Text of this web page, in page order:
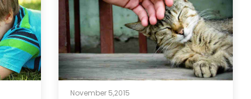
November 5,2015